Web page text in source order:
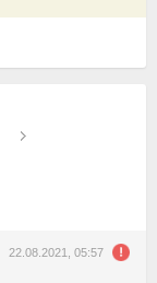
22.08.2021, 05:57